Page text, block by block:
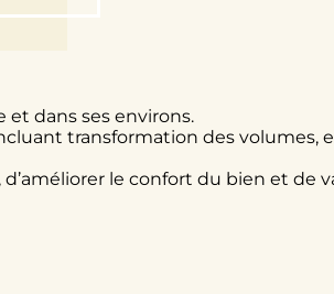
et dans ses environs.
transformation des volumes,
le confort du bien et de